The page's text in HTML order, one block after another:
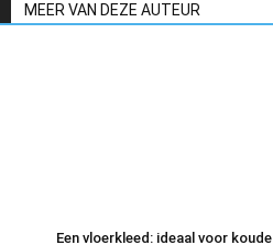
MEER VAN DEZE AUTEUR
Een vloerkleed: ideaal voor koude